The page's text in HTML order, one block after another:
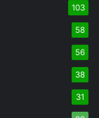
103
58
56
38
31